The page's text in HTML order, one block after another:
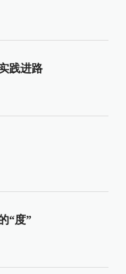
践进路
“度”